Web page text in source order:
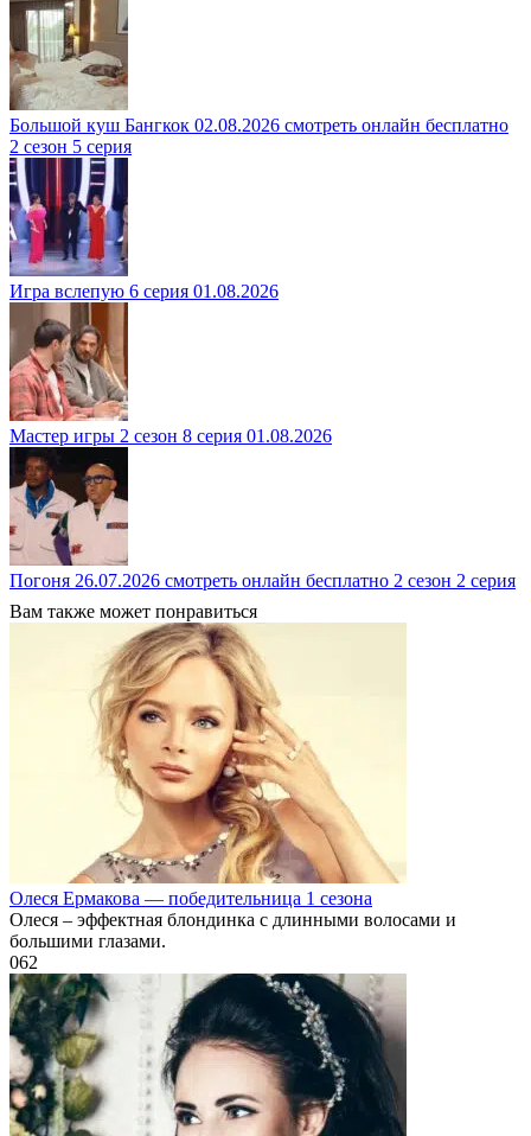
Большой куш Бангкок 02.08.2026 смотреть онлайн бесплатно
2 сезон 5 серия
Игра вслепую 6 серия 01.08.2026
Мастер игры 2 сезон 8 серия 01.08.2026
Погоня 26.07.2026 смотреть онлайн бесплатно 2 сезон 2 серия
Вам также может понравиться
Олеся Ермакова — победительница 1 сезона
Олеся – эффектная блондинка с длинными волосами и
большими глазами.
062